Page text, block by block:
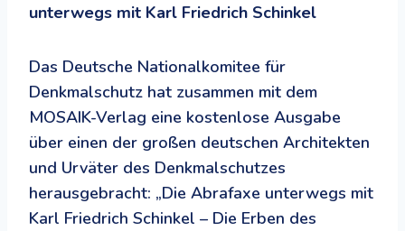
unterwegs mit Karl Friedrich Schinkel
Das Deutsche Nationalkomitee für
Denkmalschutz hat zusammen mit dem
MOSAIK-Verlag eine kostenlose Ausgabe
über einen der großen deutschen Architekten
und Urväter des Denkmalschutzes
herausgebracht: „Die Abrafaxe unterwegs mit
Karl Friedrich Schinkel – Die Erben des